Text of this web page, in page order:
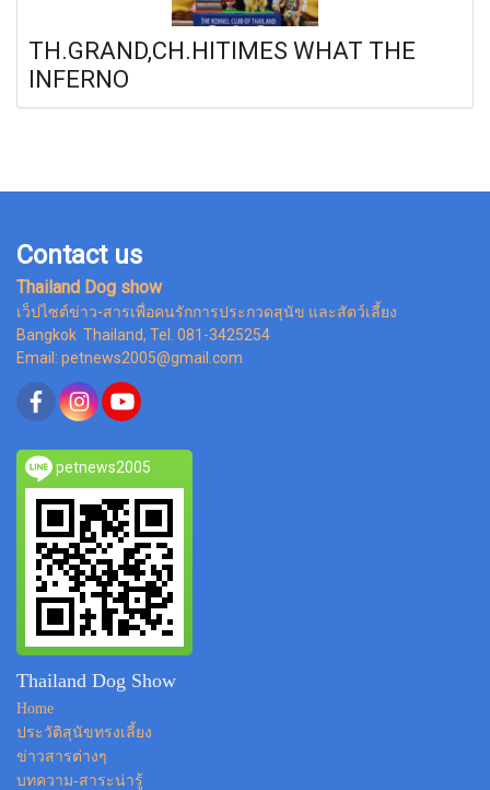
TH.GRAND,CH.HITIMES WHAT THE
INFERNO
Contact us
Thailand Dog show
เว็ปไซต์ข่าว-สารเพื่อคนรักการประกวดสุนัข และสัตว์เลี้ยง
Bangkok Thailand, Tel. 081-3425254
Email: petnews2005@gmail.com
petnews2005
Thailand Dog Show
Home
ประวัติสุนัขทรงเลี้ยง
ข่าวสารต่างๆ
บทความ-สาระน่ารู้